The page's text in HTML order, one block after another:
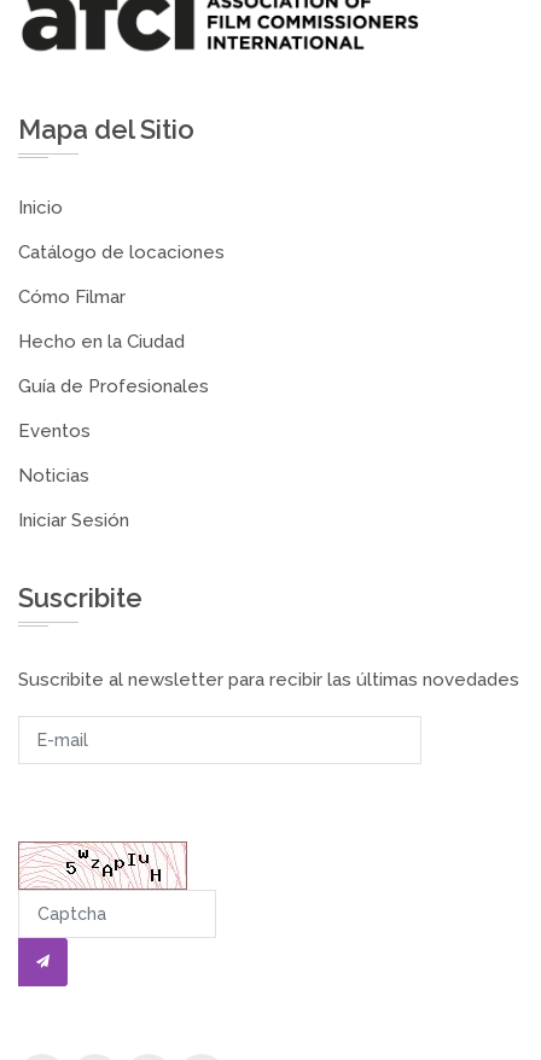
Mapa del Sitio
Inicio
Catálogo de locaciones
Cómo Filmar
Hecho en la Ciudad
Guía de Profesionales
Eventos
Noticias
Iniciar Sesión
Suscribite
Suscribite al newsletter para recibir las últimas novedades